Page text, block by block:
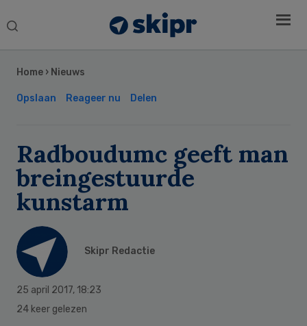
Search
Home › Nieuws
Opslaan Reageer nu Delen
Radboudumc geeft man
breingestuurde
kunstarm
Skipr Redactie
25 april 2017, 18:23
24 keer gelezen
Sidebar